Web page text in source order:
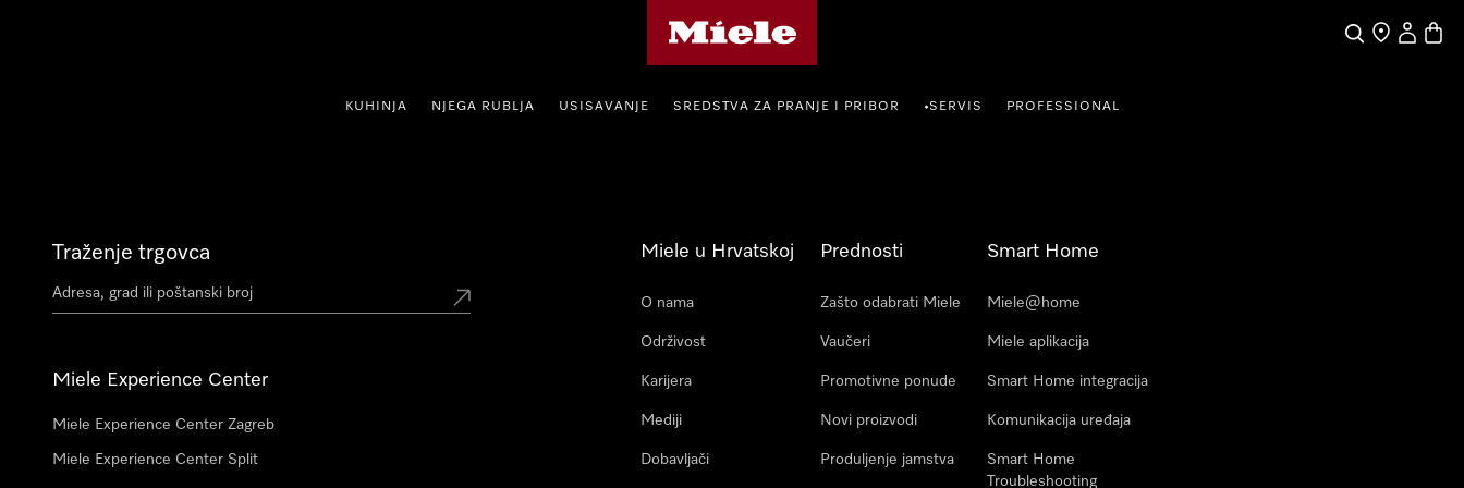
PretragaTraženjeKorisnički
KUHINJA NJEGA RUBLJA USISAVANJE SREDSTVA ZA PRANJE I PRIBOR •SERVIS PROFESSIONAL
Traženje trgovca
Miele Experience Center
Miele Experience Center Zagreb
Miele Experience Center Split
Miele u Hrvatskoj
O nama
Održivost
Karijera
Mediji
Dobavljači
Prednosti
Zašto odabrati Miele
Vaučeri
Promotivne ponude
Novi proizvodi
Produljenje jamstva
Smart Home
Miele@home
Miele aplikacija
Smart Home integracija
Komunikacija uređaja
Smart Home
Troubleshooting